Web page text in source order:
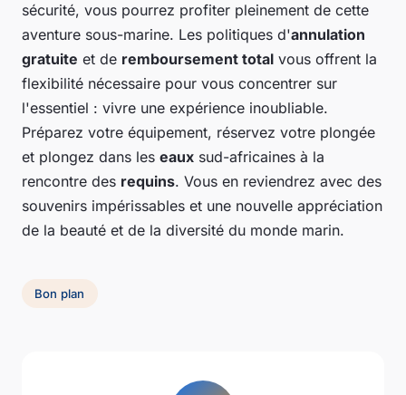
sécurité, vous pourrez profiter pleinement de cette
aventure sous-marine. Les politiques d'annulation
gratuite et de remboursement total vous offrent la
flexibilité nécessaire pour vous concentrer sur
l'essentiel : vivre une expérience inoubliable.
Préparez votre équipement, réservez votre plongée
et plongez dans les eaux sud-africaines à la
rencontre des requins. Vous en reviendrez avec des
souvenirs impérissables et une nouvelle appréciation
de la beauté et de la diversité du monde marin.
Bon plan